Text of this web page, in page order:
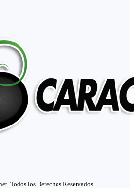
Todos los Derechos Reservados.